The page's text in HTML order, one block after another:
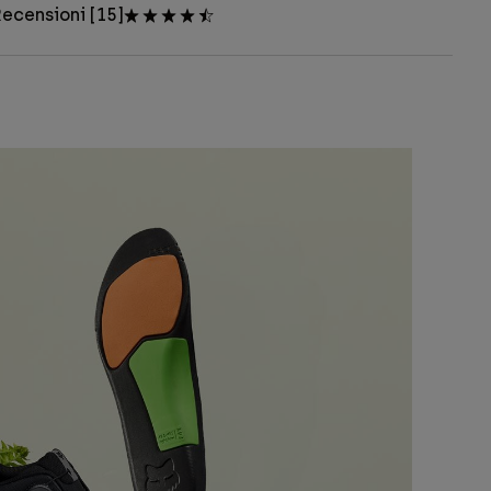
[15]